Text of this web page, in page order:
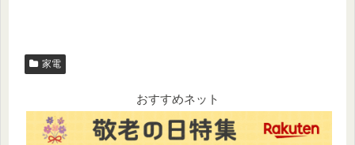
家電
おすすめネット